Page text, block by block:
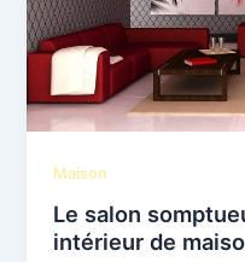
Maison
Le salon
intérieur de